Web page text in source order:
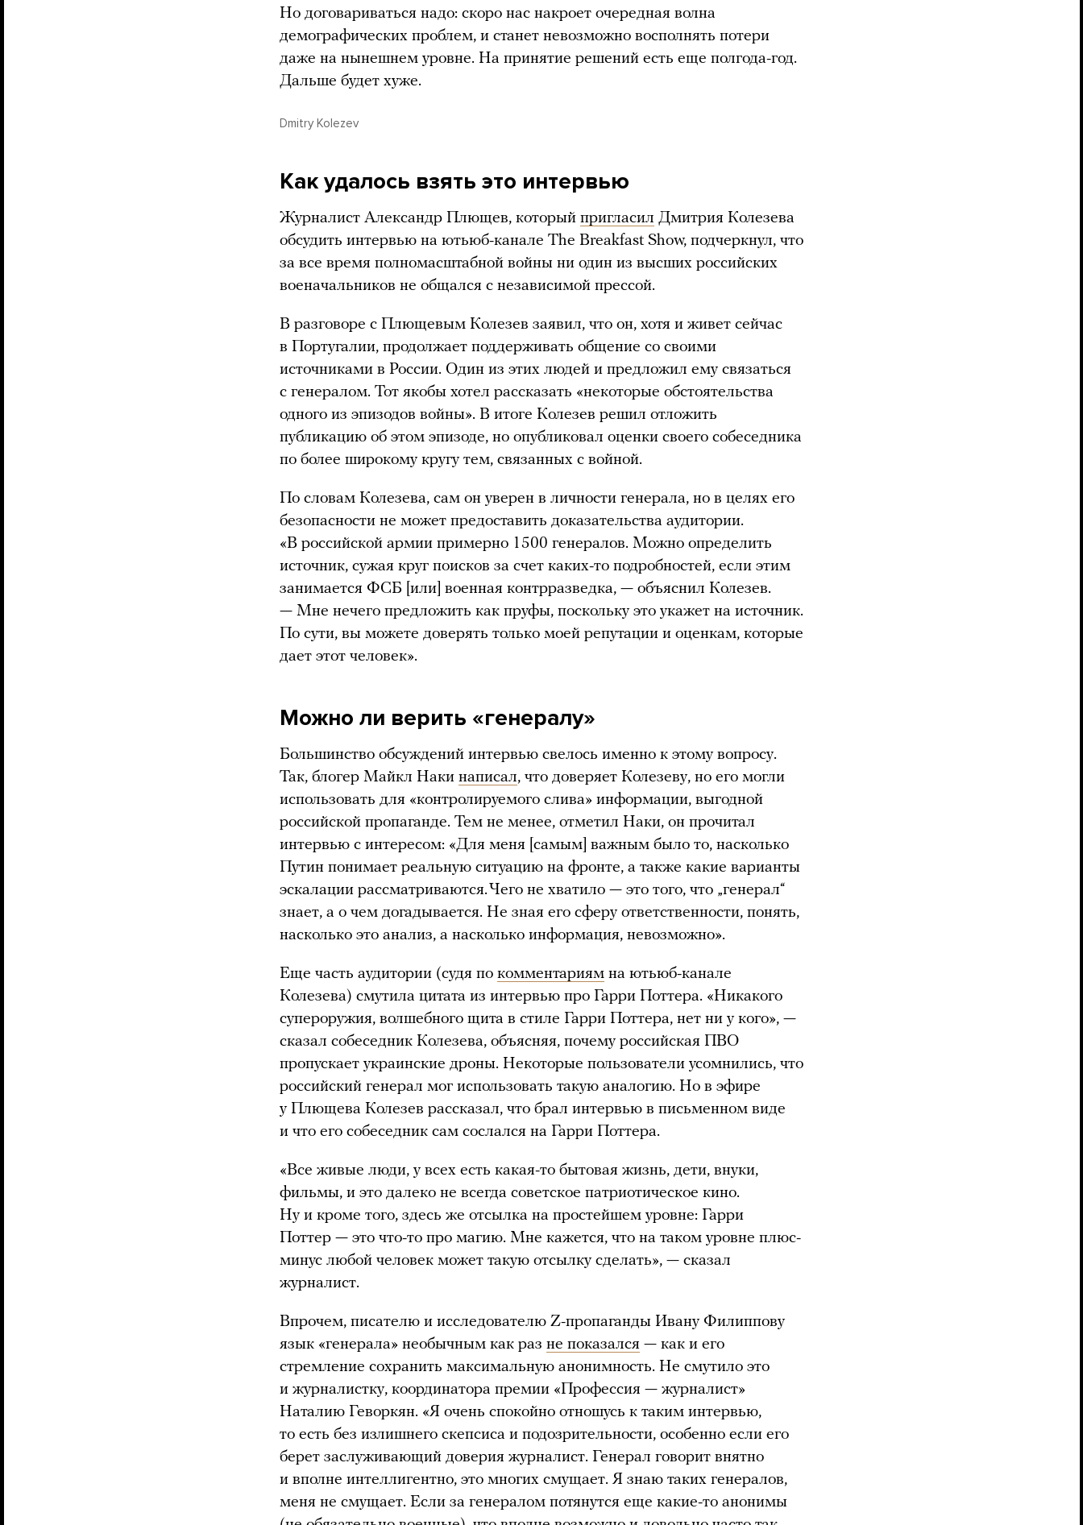
Но договариваться надо: скоро нас накроет очередная волна
демографических проблем, и станет невозможно восполнять потери
даже на нынешнем уровне. На принятие решений есть еще полгода-год.
Дальше будет хуже.
Dmitry Kolezev
Как удалось взять это интервью
Журналист Александр Плющев, который пригласил Дмитрия Колезева
обсудить интервью на ютьюб-канале The Breakfast Show, подчеркнул, что
за все время полномасштабной войны ни один из высших российских
военачальников не общался с независимой прессой.
В разговоре с Плющевым Колезев заявил, что он, хотя и живет сейчас
в Португалии, продолжает поддерживать общение со своими
источниками в России. Один из этих людей и предложил ему связаться
с генералом. Тот якобы хотел рассказать «некоторые обстоятельства
одного из эпизодов войны». В итоге Колезев решил отложить
публикацию об этом эпизоде, но опубликовал оценки своего собеседника
по более широкому кругу тем, связанных с войной.
По словам Колезева, сам он уверен в личности генерала, но в целях его
безопасности не может предоставить доказательства аудитории.
«В российской армии примерно 1500 генералов. Можно определить
источник, сужая круг поисков за счет каких-то подробностей, если этим
занимается ФСБ [или] военная контрразведка, — объяснил Колезев.
— Мне нечего предложить как пруфы, поскольку это укажет на источник.
По сути, вы можете доверять только моей репутации и оценкам, которые
дает этот человек».
Можно ли верить «генералу»
Большинство обсуждений интервью свелось именно к этому вопросу.
Так, блогер Майкл Наки написал, что доверяет Колезеву, но его могли
использовать для «контролируемого слива» информации, выгодной
российской пропаганде. Тем не менее, отметил Наки, он прочитал
интервью с интересом: «Для меня [самым] важным было то, насколько
Путин понимает реальную ситуацию на фронте, а также какие варианты
эскалации рассматриваются. Чего не хватило — это того, что „генерал“
знает, а о чем догадывается. Не зная его сферу ответственности, понять,
насколько это анализ, а насколько информация, невозможно».
Еще часть аудитории (судя по комментариям на ютьюб-канале
Колезева) смутила цитата из интервью про Гарри Поттера. «Никакого
супероружия, волшебного щита в стиле Гарри Поттера, нет ни у кого», —
сказал собеседник Колезева, объясняя, почему российская ПВО
пропускает украинские дроны. Некоторые пользователи усомнились, что
российский генерал мог использовать такую аналогию. Но в эфире
у Плющева Колезев рассказал, что брал интервью в письменном виде
и что его собеседник сам сослался на Гарри Поттера.
«Все живые люди, у всех есть какая-то бытовая жизнь, дети, внуки,
фильмы, и это далеко не всегда советское патриотическое кино.
Ну и кроме того, здесь же отсылка на простейшем уровне: Гарри
Поттер — это что-то про магию. Мне кажется, что на таком уровне плюс-
минус любой человек может такую отсылку сделать», — сказал
журналист.
Впрочем, писателю и исследователю Z-пропаганды Ивану Филиппову
язык «генерала» необычным как раз не показался — как и его
стремление сохранить максимальную анонимность. Не смутило это
и журналистку, координатора премии «Профессия — журналист»
Наталию Геворкян. «Я очень спокойно отношусь к таким интервью,
то есть без излишнего скепсиса и подозрительности, особенно если его
берет заслуживающий доверия журналист. Генерал говорит внятно
и вполне интеллигентно, это многих смущает. Я знаю таких генералов,
меня не смущает. Если за генералом потянутся еще какие-то анонимы